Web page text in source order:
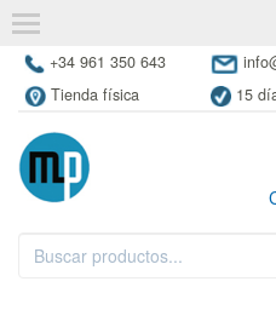
+34 961 350 643
Tienda física
15